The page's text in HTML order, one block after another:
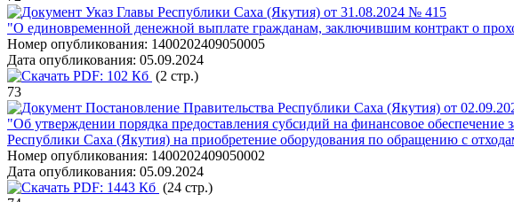
Указ Главы Республики Саха (Якутия) от 31.08.2024 № 415
"О единовременной денежной выплате гражданам, заключившим контракт о
Номер опубликования: 1400202409050005
Дата опубликования: 05.09.2024
PDF: 102 Кб (2 стр.)
73
Постановление Правительства Республики Саха (Якутия) от
"Об утверждении порядка предоставления субсидий на финансовое
Республики Саха (Якутия) на приобретение оборудования по обращению с
Номер опубликования: 1400202409050002
Дата опубликования: 05.09.2024
PDF: 1443 Кб (24 стр.)